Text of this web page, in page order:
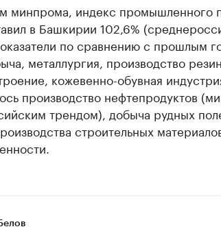
минпрома, индекс промышленного
в Башкирии 102,6%
по сравнению с прошлым
металлургия, производство
кожевенно-обувная
производство нефтепродуктов
трендом), добыча рудных
строительных